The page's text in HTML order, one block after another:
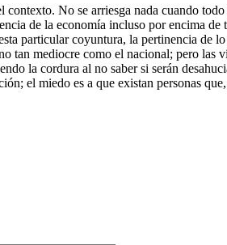
No se arriesga nada cuando
de la economía incluso por encima
particular coyuntura, la pertinencia de
mediocre como el nacional; pero las
la cordura al no saber si serán
el miedo es a que existan personas